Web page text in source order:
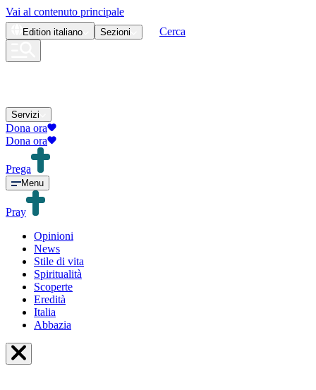
Vai al contenuto principale
Edition italiano Sezioni Cerca
Servizi
Dona ora
Dona ora
Prega
Menu
Pray
Opinioni
News
Stile di vita
Spiritualità
Scoperte
Eredità
Italia
Abbazia